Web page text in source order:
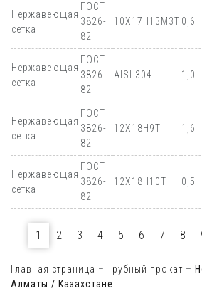
Нержавеющая
сетка
ГОСТ
3826-
82
10Х17Н13М3Т 0,6
Нержавеющая
сетка
ГОСТ
3826-
82
AISI 304 1,0
Нержавеющая
сетка
ГОСТ
3826-
82
12Х18Н9Т 1,6
Нержавеющая
сетка
ГОСТ
3826-
82
12Х18Н10Т 0,5
1 2 3 4 5 6 7 8
Главная страница – Трубный прокат –
Алматы / Казахстане